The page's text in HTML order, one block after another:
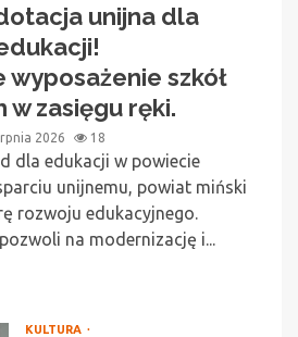
unijna dla
szkół
zasięgu ręki.
2026 18
dla edukacji w powiecie
unijnemu, powiat miński
rozwoju edukacyjnego.
na modernizację i...
KULTURA